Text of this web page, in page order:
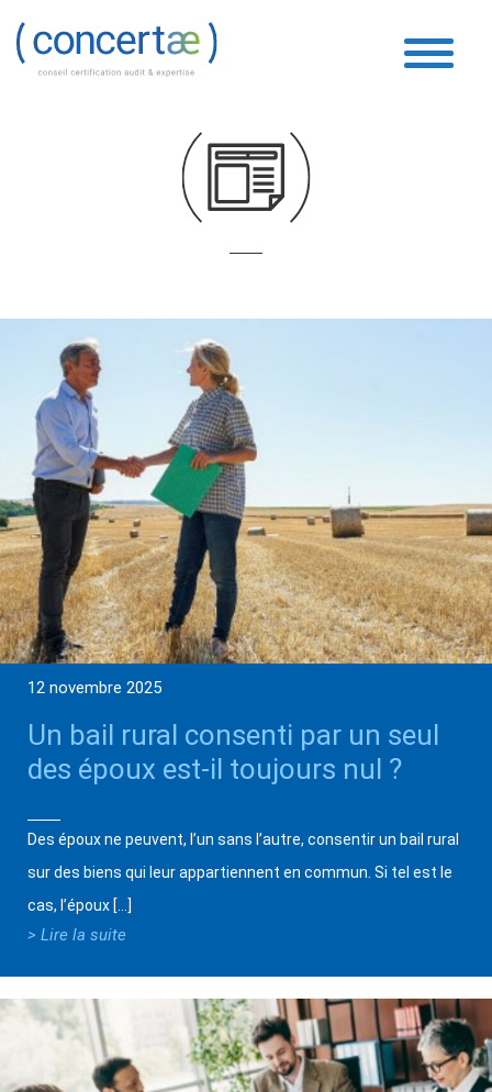
12 novembre 2025
Un bail rural consenti par un seul
des époux est-il toujours nul ?
Des époux ne peuvent, l’un sans l’autre, consentir un bail rural
sur des biens qui leur appartiennent en commun. Si tel est le
cas, l’époux […]
> Lire la suite